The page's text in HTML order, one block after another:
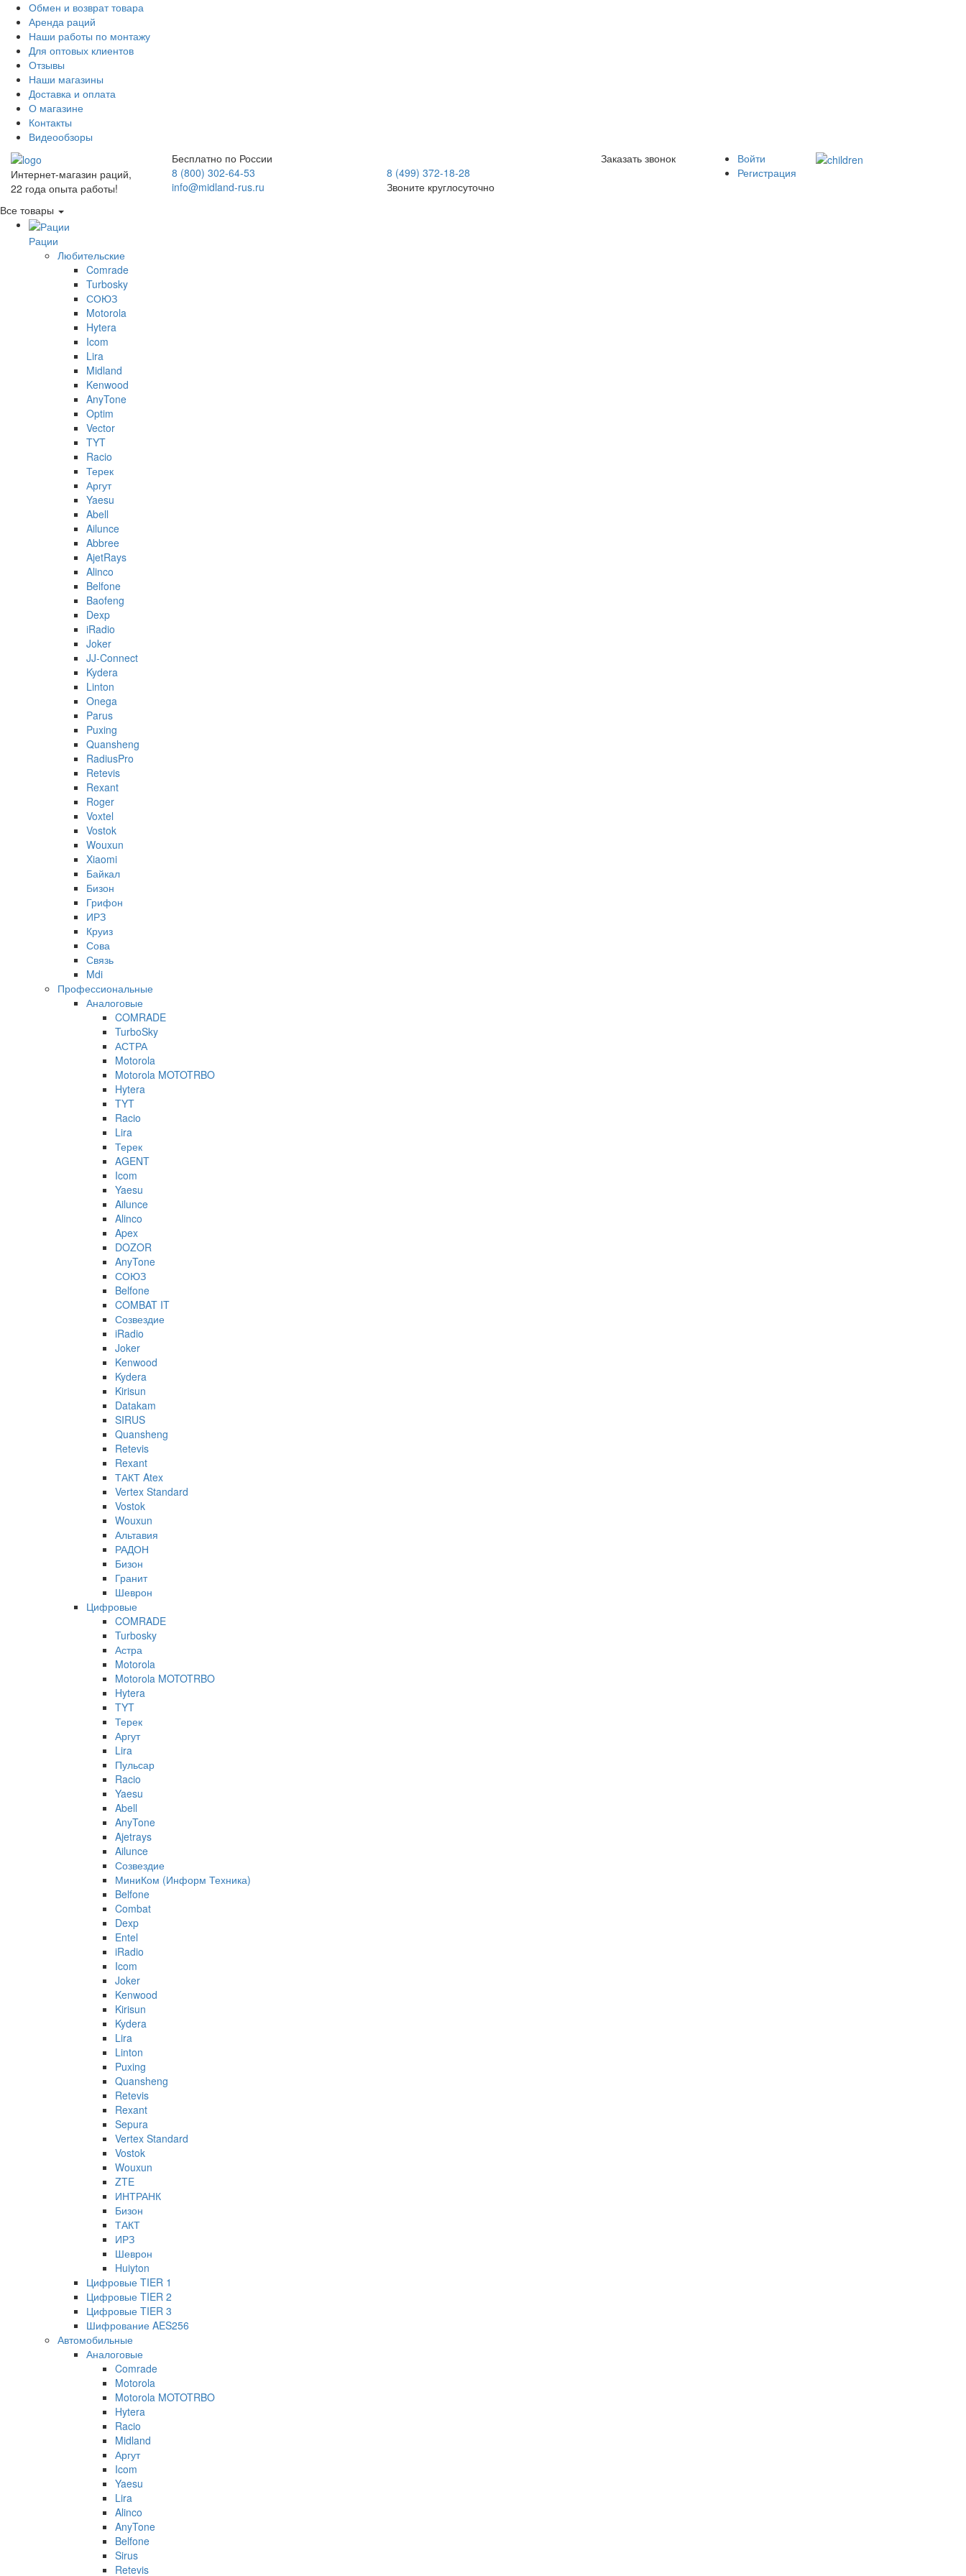
Обмен и возврат товара
Аренда раций
Наши работы по монтажу
Для оптовых клиентов
Отзывы
Наши магазины
Доставка и оплата
О магазине
Контакты
Видеообзоры
Интернет-магазин раций,
22 года опыта работы!
Бесплатно по России
8 (800) 302-64-53
info@midland-rus.ru
8 (499) 372-18-28
Звоните круглосуточно
Заказать звонок
Войти
Регистрация
Все товары
Рации
Любительские
Comrade
Turbosky
СОЮЗ
Motorola
Hytera
Icom
Lira
Midland
Kenwood
AnyTone
Optim
Vector
TYT
Racio
Терек
Аргут
Yaesu
Abell
Ailunce
Abbree
AjetRays
Alinco
Belfone
Baofeng
Dexp
iRadio
Joker
JJ-Connect
Kydera
Linton
Onega
Parus
Puxing
Quansheng
RadiusPro
Retevis
Rexant
Roger
Voxtel
Vostok
Wouxun
Xiaomi
Байкал
Бизон
Грифон
ИРЗ
Круиз
Сова
Связь
Mdi
Профессиональные
Аналоговые
COMRADE
TurboSky
АСТРА
Motorola
Motorola MOTOTRBO
Hytera
TYT
Racio
Lira
Терек
AGENT
Icom
Yaesu
Ailunce
Alinco
Apex
DOZOR
AnyTone
СОЮЗ
Belfone
COMBAT IT
Созвездие
iRadio
Joker
Kenwood
Kydera
Kirisun
Datakam
SIRUS
Quansheng
Retevis
Rexant
ТАКТ Atex
Vertex Standard
Vostok
Wouxun
Альтавия
РАДОН
Бизон
Гранит
Шеврон
Цифровые
COMRADE
Turbosky
Астра
Motorola
Motorola MOTOTRBO
Hytera
TYT
Терек
Аргут
Lira
Пульсар
Racio
Yaesu
Abell
AnyTone
Ajetrays
Ailunce
Созвездие
МиниКом (Информ Техника)
Belfone
Combat
Dexp
Entel
iRadio
Icom
Joker
Kenwood
Kirisun
Kydera
Lira
Linton
Puxing
Quansheng
Retevis
Rexant
Sepura
Vertex Standard
Vostok
Wouxun
ZTE
ИНТРАНК
Бизон
ТАКТ
ИРЗ
Шеврон
Huiyton
Цифровые TIER 1
Цифровые TIER 2
Цифровые TIER 3
Шифрование AES256
Автомобильные
Аналоговые
Comrade
Motorola
Motorola MOTOTRBO
Hytera
Racio
Midland
Аргут
Icom
Yaesu
Lira
Alinco
AnyTone
Belfone
Sirus
Retevis